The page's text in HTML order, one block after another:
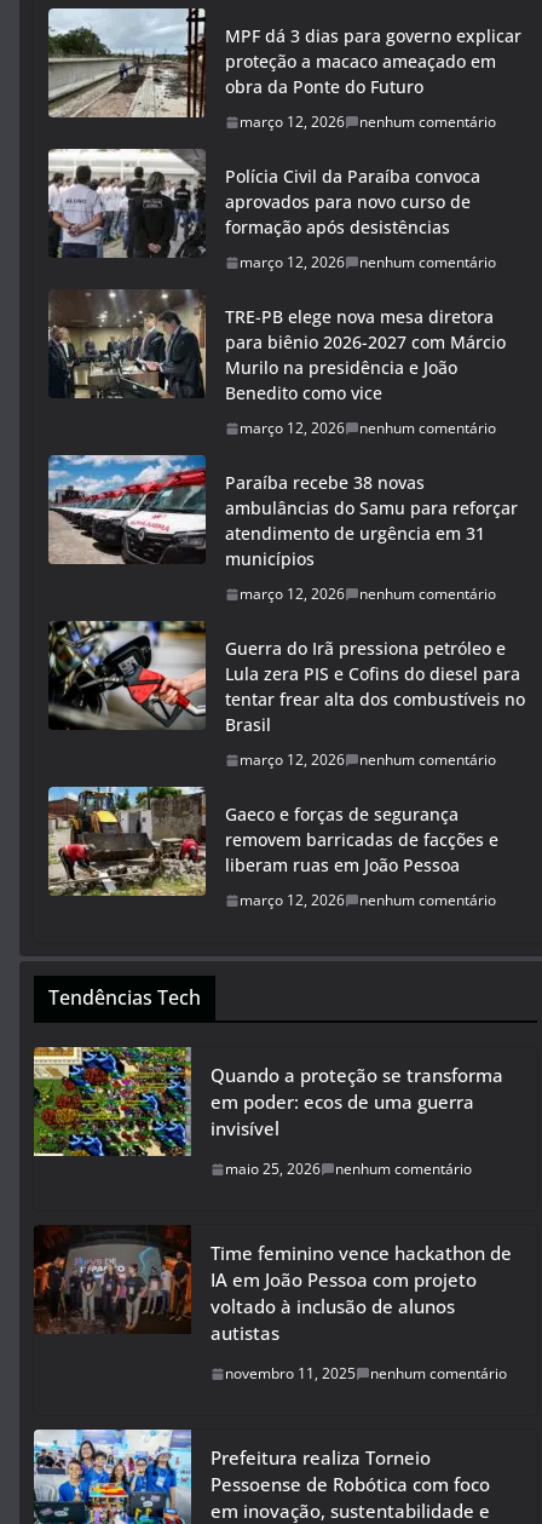
MPF dá 3 dias para governo explicar
proteção a macaco ameaçado em
obra da Ponte do Futuro
março 12, 2026 nenhum comentário
Polícia Civil da Paraíba convoca
aprovados para novo curso de
formação após desistências
março 12, 2026 nenhum comentário
TRE-PB elege nova mesa diretora
para biênio 2026-2027 com Márcio
Murilo na presidência e João
Benedito como vice
março 12, 2026 nenhum comentário
Paraíba recebe 38 novas
ambulâncias do Samu para reforçar
atendimento de urgência em 31
municípios
março 12, 2026 nenhum comentário
Guerra do Irã pressiona petróleo e
Lula zera PIS e Cofins do diesel para
tentar frear alta dos combustíveis no
Brasil
março 12, 2026 nenhum comentário
Gaeco e forças de segurança
removem barricadas de facções e
liberam ruas em João Pessoa
março 12, 2026 nenhum comentário
Tendências Tech
Quando a proteção se transforma
em poder: ecos de uma guerra
invisível
maio 25, 2026 nenhum comentário
Time feminino vence hackathon de
IA em João Pessoa com projeto
voltado à inclusão de alunos
autistas
novembro 11, 2025 nenhum comentário
Prefeitura realiza Torneio
Pessoense de Robótica com foco
em inovação, sustentabilidade e